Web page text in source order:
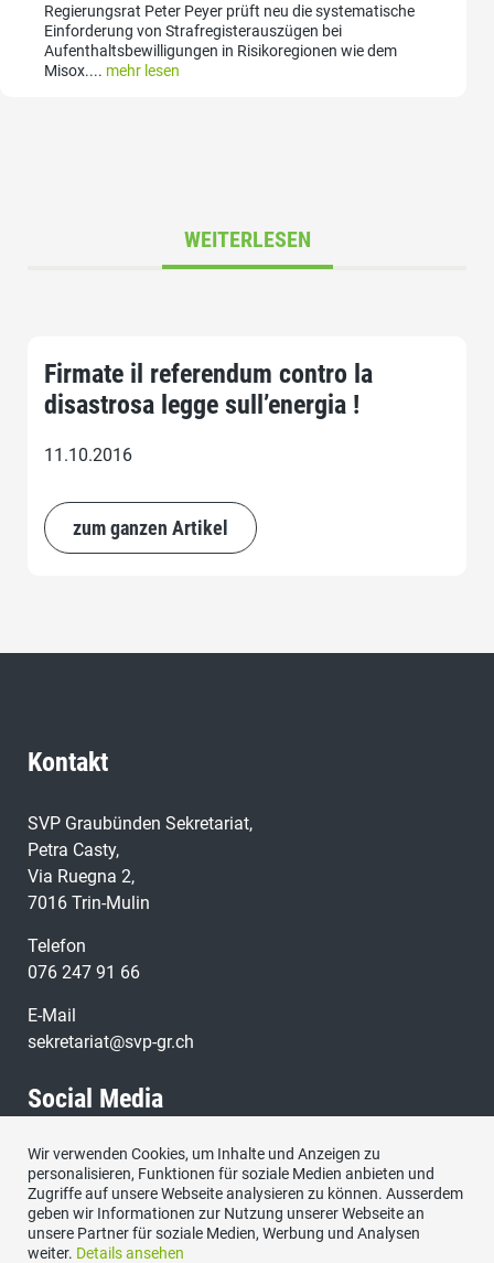
Regierungsrat Peter Peyer prüft neu die systematische
Einforderung von Strafregisterauszügen bei
Aufenthaltsbewilligungen in Risikoregionen wie dem
Misox.... mehr lesen
WEITERLESEN
Firmate il referendum contro la
disastrosa legge sull’energia !
11.10.2016
zum ganzen Artikel
Kontakt
SVP Graubünden Sekretariat,
Petra Casty,
Via Ruegna 2,
7016 Trin-Mulin
Telefon
076 247 91 66
E-Mail
sekretariat@svp-gr.ch
Social Media
Besuchen Sie uns bei:
Wir verwenden Cookies, um Inhalte und Anzeigen zu
personalisieren, Funktionen für soziale Medien anbieten und
Zugriffe auf unsere Webseite analysieren zu können. Ausserdem
geben wir Informationen zur Nutzung unserer Webseite an
unsere Partner für soziale Medien, Werbung und Analysen
weiter. Details ansehen